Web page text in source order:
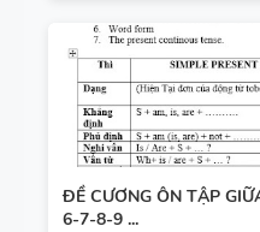
ĐỀ CƯƠNG ÔN TẬP
6-7-8-9 ...